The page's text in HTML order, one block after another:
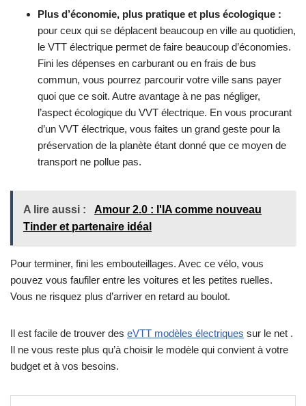
Plus d’économie, plus pratique et plus écologique :
pour ceux qui se déplacent beaucoup en ville au quotidien,
le VTT électrique permet de faire beaucoup d’économies.
Fini les dépenses en carburant ou en frais de bus
commun, vous pourrez parcourir votre ville sans payer
quoi que ce soit. Autre avantage à ne pas négliger,
l’aspect écologique du VVT électrique. En vous procurant
d’un VVT électrique, vous faites un grand geste pour la
préservation de la planète étant donné que ce moyen de
transport ne pollue pas.
A lire aussi :
Amour 2.0 : l'IA comme nouveau
Tinder et partenaire idéal
Pour terminer, fini les embouteillages. Avec ce vélo, vous
pouvez vous faufiler entre les voitures et les petites ruelles.
Vous ne risquez plus d’arriver en retard au boulot.
Il est facile de trouver des eVTT modèles électriques sur le net .
Il ne vous reste plus qu’à choisir le modèle qui convient à votre
budget et à vos besoins.